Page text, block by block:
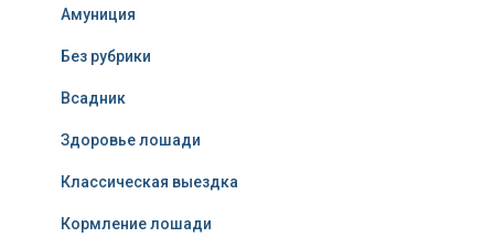
Амуниция
Без рубрики
Всадник
Здоровье лошади
Классическая выездка
Кормление лошади